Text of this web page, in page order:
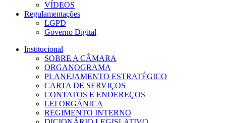
VÍDEOS
Regulamentações
LGPD
Governo Digital
Institucional
SOBRE A CÂMARA
ORGANOGRAMA
PLANEJAMENTO ESTRATÉGICO
CARTA DE SERVIÇOS
CONTATOS E ENDEREÇOS
LEI ORGÂNICA
REGIMENTO INTERNO